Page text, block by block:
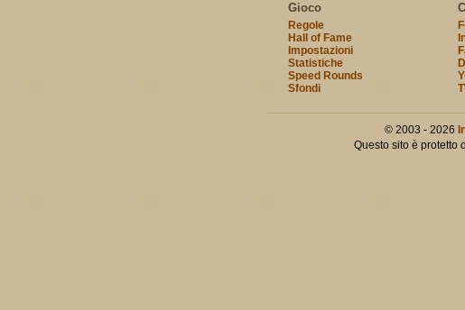
Gioco
Regole
Hall of Fame
Impostazioni
Statistiche
Speed Rounds
Sfondi
© 2003 - 2026
Questo sito è protetto